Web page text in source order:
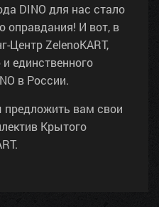
DINO для нас стало
оправдания! И вот, в
Центр ZelenoKART,
единственного
в России.
вам свои
Крытого